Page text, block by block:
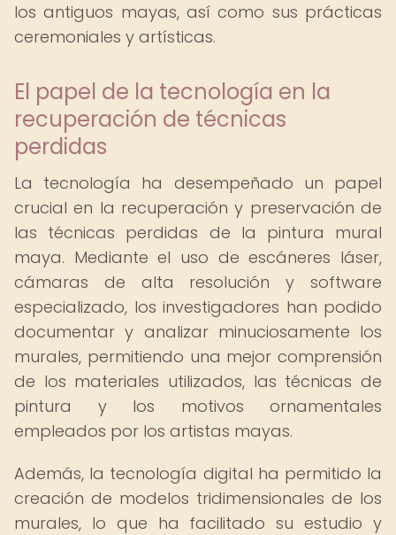
los antiguos mayas, así como sus prácticas
ceremoniales y artísticas.
El papel de la tecnología en la
recuperación de técnicas
perdidas
La tecnología ha desempeñado un papel
crucial en la recuperación y preservación de
las técnicas perdidas de la pintura mural
maya. Mediante el uso de escáneres láser,
cámaras de alta resolución y software
especializado, los investigadores han podido
documentar y analizar minuciosamente los
murales, permitiendo una mejor comprensión
de los materiales utilizados, las técnicas de
pintura y los motivos ornamentales
empleados por los artistas mayas.
Además, la tecnología digital ha permitido la
creación de modelos tridimensionales de los
murales, lo que ha facilitado su estudio y